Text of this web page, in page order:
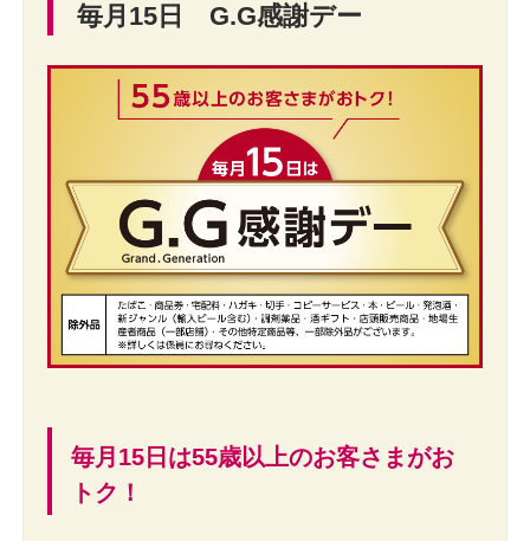
毎月15日 G.G感謝デー
毎月15日は55歳以上のお客さまがお
トク！